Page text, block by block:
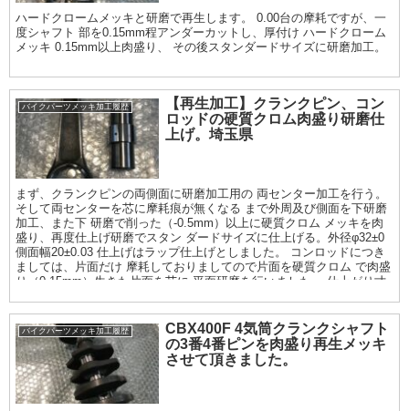
ハードクロームメッキと研磨で再生します。 0.00台の摩耗ですが、一
度シャフト 部を0.15mm程アンダーカットし、厚付け ハードクローム
メッキ 0.15mm以上肉盛り、 その後スタンダードサイズに研磨加工。
バイクパーツメッキ加工履歴
【再生加工】クランクピン、コン
ロッドの硬質クロム肉盛り研磨仕
上げ。埼玉県
まず、クランクピンの両側面に研磨加工用の 両センター加工を行う。
そして両センターを芯に摩耗痕が無くなる まで外周及び側面を下研磨
加工、また下 研磨で削った（-0.5mm）以上に硬質クロム メッキを肉
盛り、再度仕上げ研磨でスタン ダードサイズに仕上げる。外径φ32±0
側面幅20±0.03 仕上げはラップ仕上げとしました。 コンロッドにつき
ましては、片面だけ 摩耗しておりましてので片面を硬質クロム で肉盛
り（0.15mm）生きた片面を芯に 平面研磨を行いました。 仕上がり寸
バイクパーツメッキ加工履歴
CBX400F 4気筒クランクシャフト
の3番4番ピンを肉盛り再生メッキ
させて頂きました。